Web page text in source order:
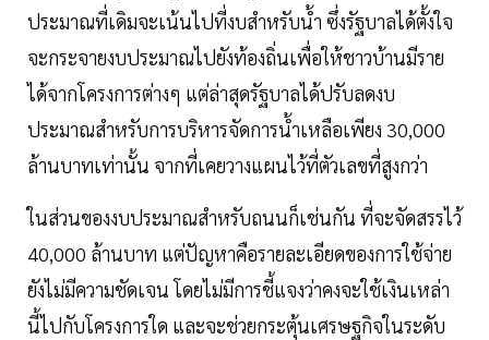
ประมาณที่เดิมจะเน้นไปที่งบสำหรับน้ำ ซึ่งรัฐบาลได้ตั้งใจ
จะกระจายงบประมาณไปยังท้องถิ่นเพื่อให้ชาวบ้านมีราย
ได้จากโครงการต่างๆ แต่ล่าสุดรัฐบาลได้ปรับลดงบ
ประมาณสำหรับการบริหารจัดการน้ำเหลือเพียง 30,000
ล้านบาทเท่านั้น จากที่เคยวางแผนไว้ที่ตัวเลขที่สูงกว่า
ในส่วนของงบประมาณสำหรับถนนก็เช่นกัน ที่จะจัดสรรไว้
40,000 ล้านบาท แต่ปัญหาคือรายละเอียดของการใช้จ่าย
ยังไม่มีความชัดเจน โดยไม่มีการชี้แจงว่าคงจะใช้เงินเหล่า
นี้ไปกับโครงการใด และจะช่วยกระตุ้นเศรษฐกิจในระดับ